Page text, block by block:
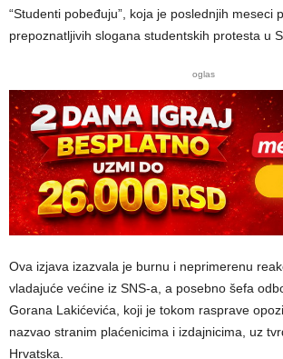
“Studenti pobeđuju”, koja je poslednjih meseci
prepoznatljivih slogana studentskih protesta u
oglas
Ova izjava izazvala je burnu i neprimerenu
vladajuće većine iz SNS-a, a posebno šefa
Gorana Lakićevića, koji je tokom rasprave
nazvao stranim plaćenicima i izdajnicima, uz
Hrvatska.